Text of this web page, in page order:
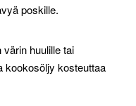
poskille.
huulille tai
kookosöljy kosteuttaa